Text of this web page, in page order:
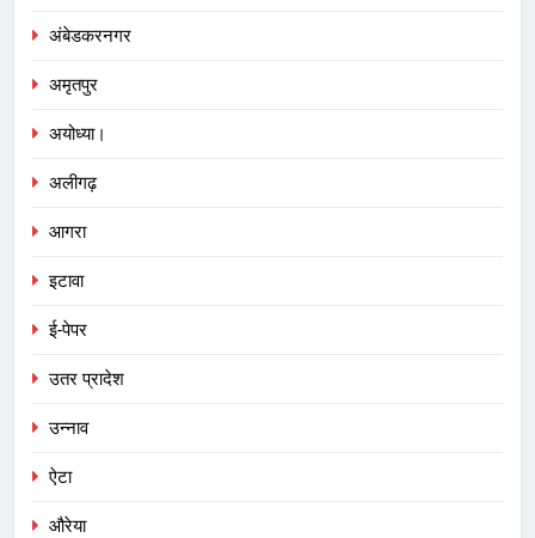
अंबेडकरनगर
अमृतपुर
अयोध्या।
अलीगढ़
आगरा
इटावा
ई-पेपर
उतर प्रादेश
उन्नाव
ऐटा
औरेया